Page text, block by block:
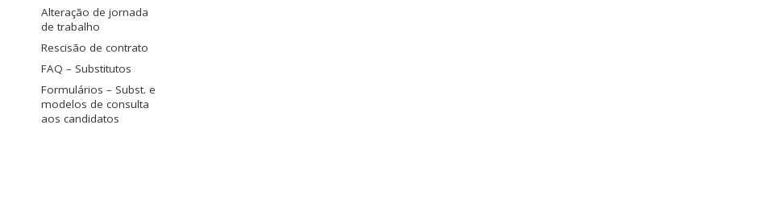
Alteração de jornada
de trabalho
Rescisão de contrato
FAQ – Substitutos
Formulários – Subst. e
modelos de consulta
aos candidatos